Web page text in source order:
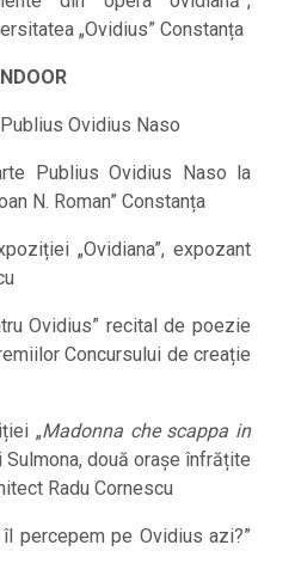
„Ovidius” Constanța
Ovidius Naso
Publius Ovidius Naso la
N. Roman” Constanța
„Ovidiana”, expozant
Ovidius” recital de poezie
Concursului de creație
„Madonna che scappa in
Sulmona, două orașe înfrățite
Radu Cornescu
percepem pe Ovidius azi?”